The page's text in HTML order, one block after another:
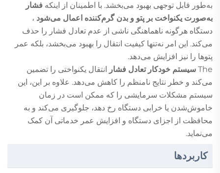
به‌طور قابل توجهی بهبود می‌بخشد. با اطمینان از اینکه فشار
به‌صورت یکنواخت بر پتو و بدن گرم‌کننده اعمال می‌شود ،
دستگاه هرگونه ناهماهنگی ناشی از عدم تعادل فشار را حذف
می‌کند. این امر نه‌تنها کیفیت انتقال را بهبود می‌بخشد، بلکه عمر
پتوها را نیز افزایش می‌دهد.
The سیستم خودکار تعادل فشار انتقال یکنواختی را تضمین
می‌کند و خطر نتایج نامنظم را کاهش می‌دهد. علاوه بر این، این
سیستم مشکلات سرمایشی را که ممکن است در زمان
خاموش‌شدن یا خرابی دستگاه رخ دهد، جلوگیری می‌کند و به
محافظت از اجزای دستگاه و افزایش عمر خدماتی آن کمک
می‌نماید.
کاربردها